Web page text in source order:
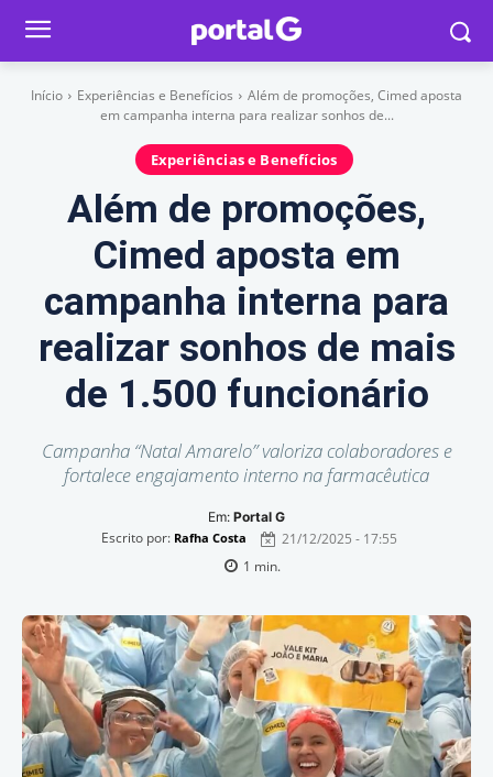
Início Experiências e Benefícios
Além de promoções, Cimed aposta
em campanha interna para realizar sonhos de...
Experiências e Benefícios
Além de promoções,
Cimed aposta em
campanha interna para
realizar sonhos de mais
de 1.500 funcionário
Campanha “Natal Amarelo” valoriza colaboradores e
fortalece engajamento interno na farmacêutica
Em: Portal G
Escrito por: Rafha Costa
21/12/2025 - 17:55
1 min.